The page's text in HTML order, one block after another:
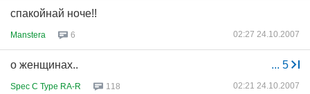
спакойнай ноче!!
Manstera 6 02:27 24.10.2007
... 5
о женщинах..
Spec C Type RA-R 118 02:21 24.10.2007